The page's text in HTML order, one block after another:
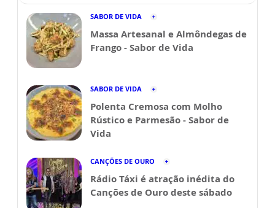
SABOR DE VIDA
Massa Artesanal e Almôndegas de
Frango - Sabor de Vida
SABOR DE VIDA
Polenta Cremosa com Molho
Rústico e Parmesão - Sabor de
Vida
CANÇÕES DE OURO
Rádio Táxi é atração inédita do
Canções de Ouro deste sábado